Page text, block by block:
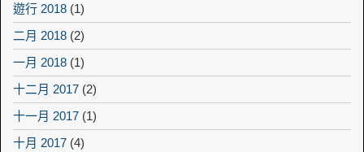
遊行 2018 (1)
二月 2018 (2)
一月 2018 (1)
十二月 2017 (2)
十一月 2017 (1)
十月 2017 (4)